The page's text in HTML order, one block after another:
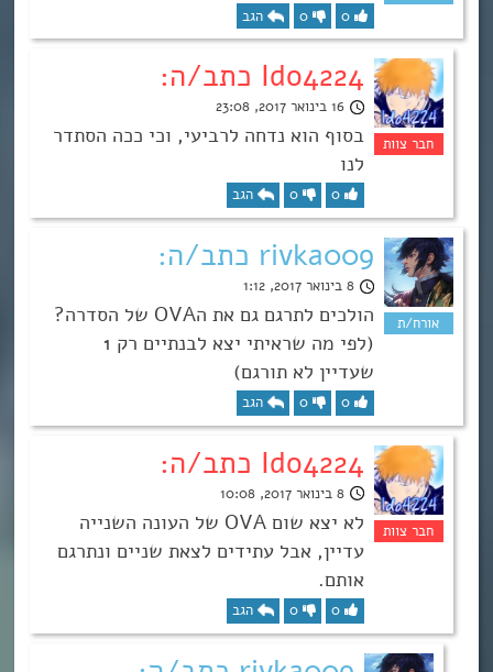
0
0 הגב
Ido4224 כתב/ה:
16 בינואר 2017, 23:08
בסוף הוא נדחה לרביעי, וכי ככה הסתדר
לנו
0
0 הגב
rivka009 כתב/ה:
8 בינואר 2017, 1:12
הולכים לתרגם גם את הOVA של הסדרה?
(לפי מה שראיתי יצא לבנתיים רק 1
שעדיין לא תורגם)
0
0 הגב
Ido4224 כתב/ה:
8 בינואר 2017, 10:08
לא יצא שום OVA של העונה השנייה
עדיין, אבל עתידים לצאת שניים ונתרגם
אותם.
0
0 הגב